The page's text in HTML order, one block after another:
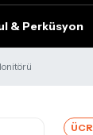
& Perküsyon